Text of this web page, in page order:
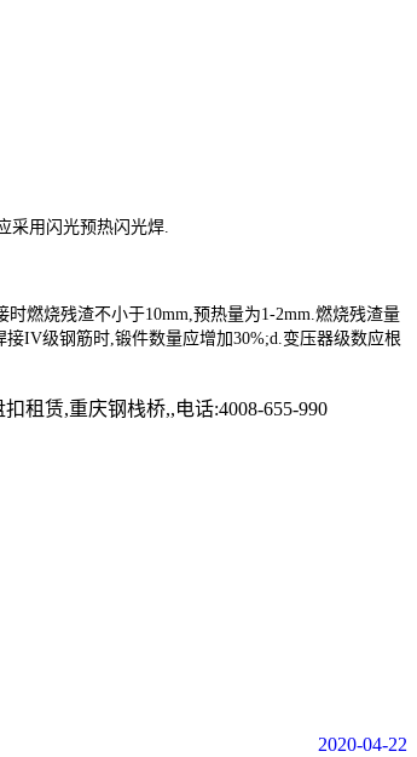
采用闪光预热闪光焊.
燃烧残渣不小于10mm,预热量为1-2mm.燃烧残渣量
IV级钢筋时,锻件数量应增加30%;d.变压器级数应根
租赁,重庆钢栈桥,,电话:4008-655-990
2020-04-22